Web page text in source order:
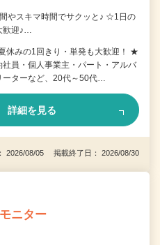
やスキマ時間でサクッと♪ ☆1日の
歓迎♪…
休みの1回きり・単発も大歓迎！ ★
員・個人事業主・パート・アルバ
ーターなど、20代～50代…
詳細を見る
2026/08/05 掲載終了日： 2026/08/30
ニター